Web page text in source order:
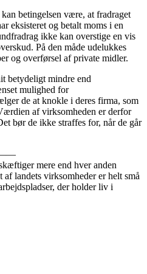
betingelsen være, at fradraget
eksisteret og betalt moms i en
ikke kan overstige en vis
På den måde udelukkes
og overførsel af private midler.
betydeligt mindre end
mulighed for
de at knokle i deres firma, som
af virksomheden er derfor
bør de ikke straffes for, når de går
mere end hver anden
landets virksomheder er helt små
der holder liv i